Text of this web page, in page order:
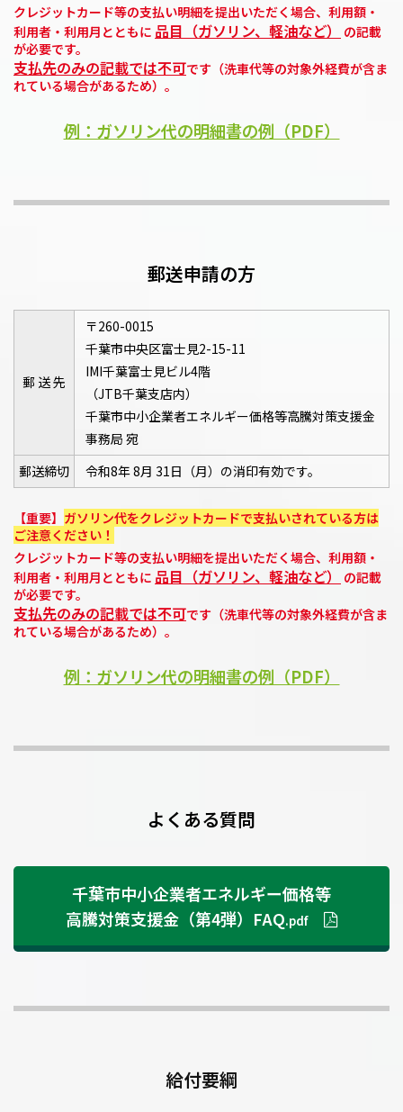
クレジットカード等の支払い明細を提出いただく場合、利用額・
利用者・利用月とともに 品目（ガソリン、軽油など）
の記載
が必要です。
支払先のみの記載では不可です（洗車代等の対象外経費が含ま
れている場合があるため）。
例：ガソリン代の明細書の例（PDF）
郵送申請の方
郵 送 先
〒260-0015
千葉市中央区富士見2-15-11
IMI千葉富士見ビル4階
（JTB千葉支店内）
千葉市中小企業者エネルギー価格等高騰対策支援金
事務局 宛
郵送締切
令和8年 8月 31日（月）の消印有効です。
【重要】 ガソリン代をクレジットカードで支払いされている方は
ご注意ください！
クレジットカード等の支払い明細を提出いただく場合、利用額・
利用者・利用月とともに 品目（ガソリン、軽油など）
の記載
が必要です。
支払先のみの記載では不可です（洗車代等の対象外経費が含ま
れている場合があるため）。
例：ガソリン代の明細書の例（PDF）
よくある質問
千葉市中小企業者エネルギー価格等
高騰対策支援金（第4弾）FAQ.pdf
給付要綱